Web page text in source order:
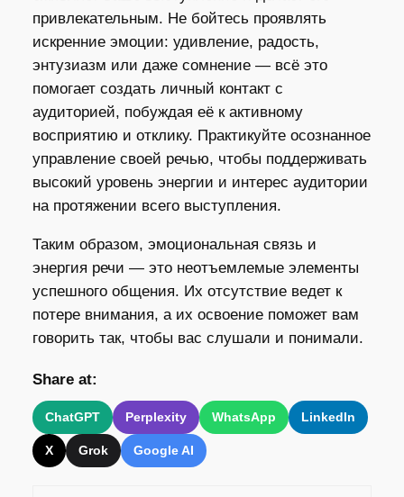
привлекательным. Не бойтесь проявлять
искренние эмоции: удивление, радость,
энтузиазм или даже сомнение — всё это
помогает создать личный контакт с
аудиторией, побуждая её к активному
восприятию и отклику. Практикуйте осознанное
управление своей речью, чтобы поддерживать
высокий уровень энергии и интерес аудитории
на протяжении всего выступления.
Таким образом, эмоциональная связь и
энергия речи — это неотъемлемые элементы
успешного общения. Их отсутствие ведет к
потере внимания, а их освоение поможет вам
говорить так, чтобы вас слушали и понимали.
Share at:
ChatGPT Perplexity WhatsApp LinkedIn
X Grok Google AI